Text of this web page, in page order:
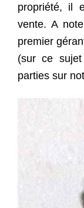
propriété, il
vente. A
premier
(sur ce
parties sur